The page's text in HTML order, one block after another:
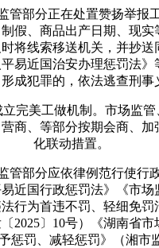
部分正在处置赞扬举报
假、商品出产日期、现实
将线索移送机关，并抄送
易近国治安办理惩罚法》
成犯罪的，依法逃查刑事
美工做机制。市场监管
商、等部分按期会商、加
化联动措置。
部分应依律例范行使行政
近国行政惩罚法》《市场
行为首违不罚、轻细免罚
2025〕10号）《湖南省
惩罚、减轻惩罚》（湘市